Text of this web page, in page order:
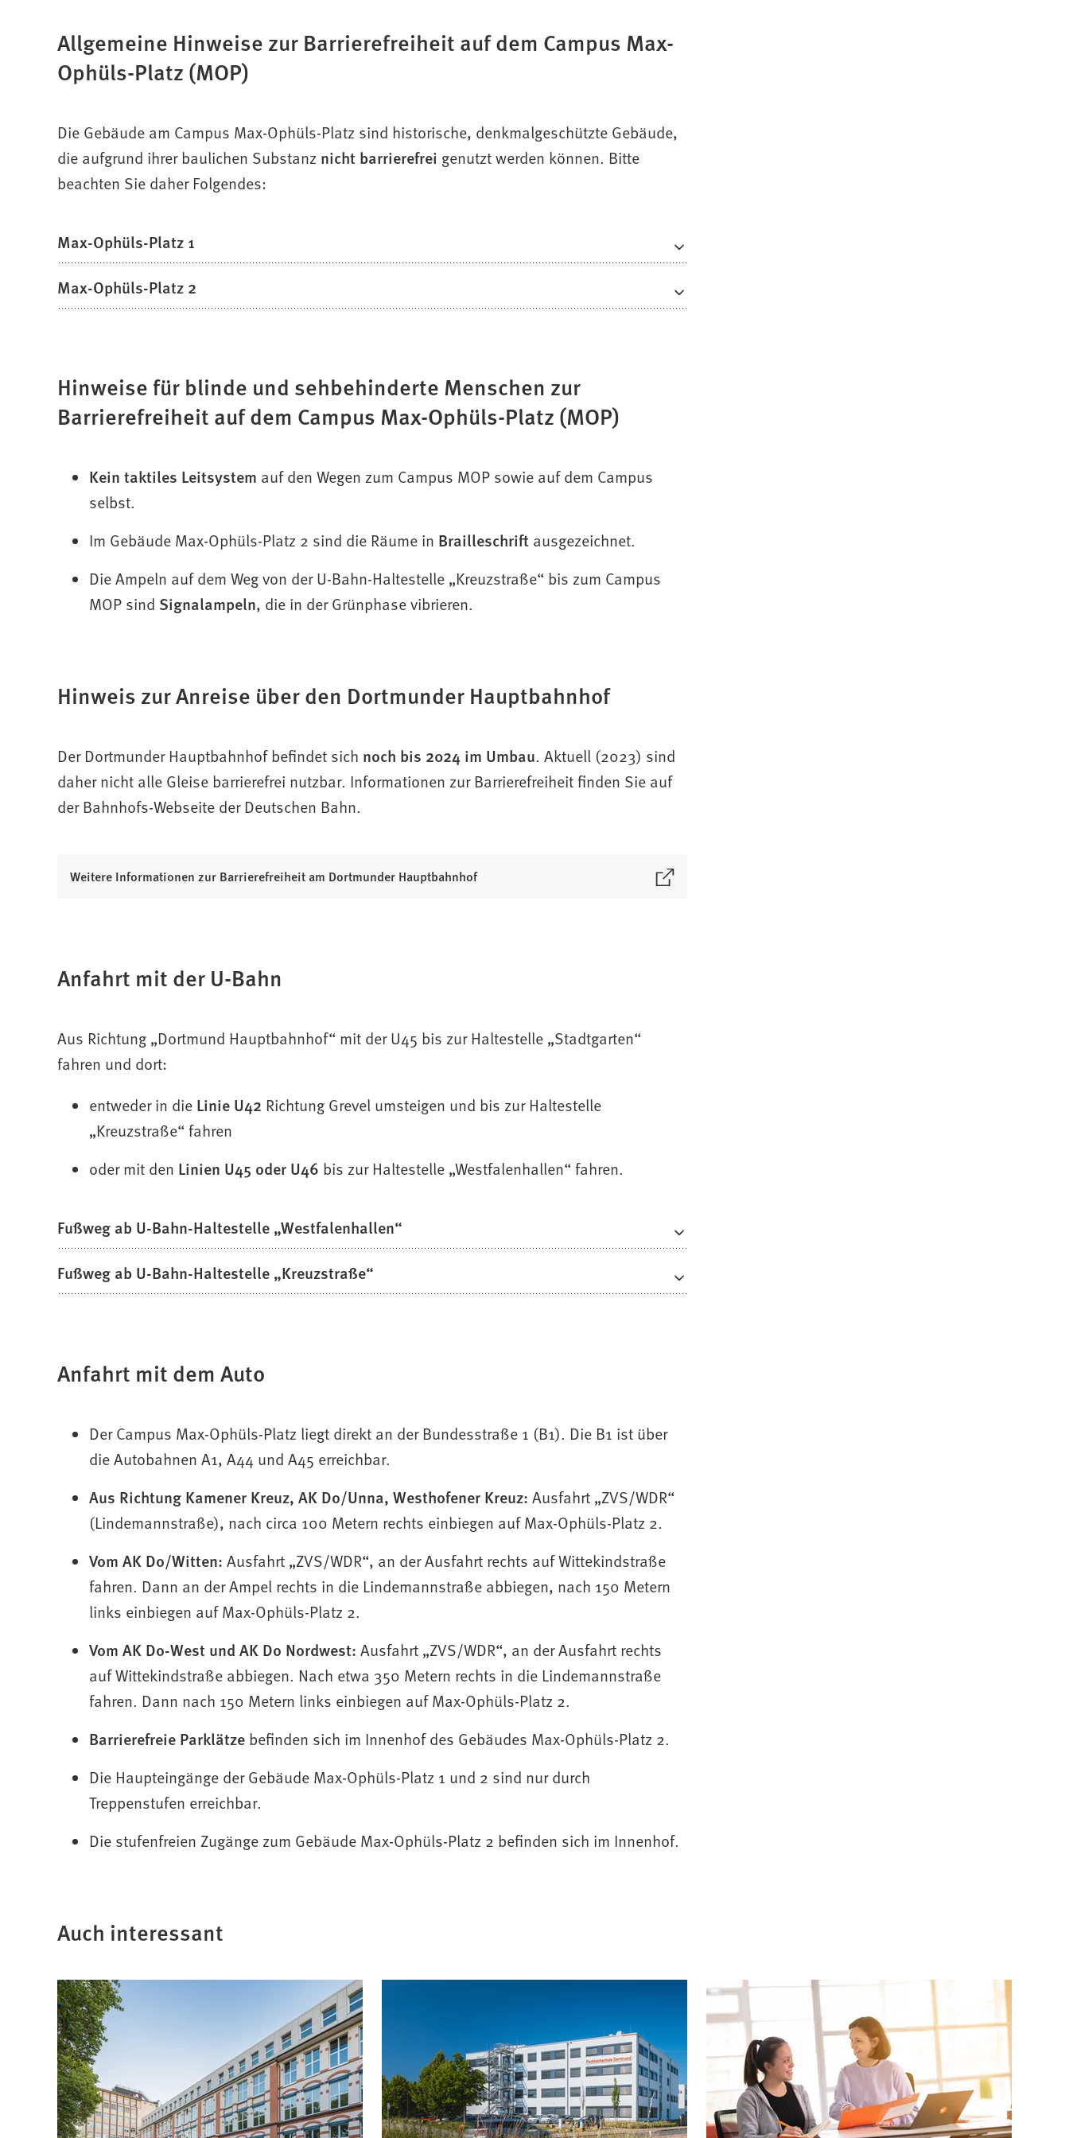
Allgemeine Hinweise zur Barrierefreiheit auf dem Campus Max-
Ophüls-Platz (MOP)
Die Gebäude am Campus Max-Ophüls-Platz sind historische, denkmalgeschützte Gebäude,
die aufgrund ihrer baulichen Substanz nicht barrierefrei genutzt werden können. Bitte
beachten Sie daher Folgendes:
Max-Ophüls-Platz 1
Max-Ophüls-Platz 2
Hinweise für blinde und sehbehinderte Menschen zur
Barrierefreiheit auf dem Campus Max-Ophüls-Platz (MOP)
Kein taktiles Leitsystem auf den Wegen zum Campus MOP sowie auf dem Campus
selbst.
Im Gebäude Max-Ophüls-Platz 2 sind die Räume in Brailleschrift ausgezeichnet.
Die Ampeln auf dem Weg von der U-Bahn-Haltestelle „Kreuzstraße“ bis zum Campus
MOP sind Signalampeln, die in der Grünphase vibrieren.
Hinweis zur Anreise über den Dortmunder Hauptbahnhof
Der Dortmunder Hauptbahnhof befindet sich noch bis 2024 im Umbau. Aktuell (2023) sind
daher nicht alle Gleise barrierefrei nutzbar. Informationen zur Barrierefreiheit finden Sie auf
der Bahnhofs-Webseite der Deutschen Bahn.
Weitere Informationen zur Barrierefreiheit am Dortmunder Hauptbahnhof
e
t
n
e
i
n
T
b
)
Anfahrt mit der U-Bahn
Aus Richtung „Dortmund Hauptbahnhof“ mit der U45 bis zur Haltestelle „Stadtgarten“
fahren und dort:
entweder in die Linie U42 Richtung Grevel umsteigen und bis zur Haltestelle
„Kreuzstraße“ fahren
oder mit den Linien U45 oder U46 bis zur Haltestelle „Westfalenhallen“ fahren.
Fußweg ab U-Bahn-Haltestelle „Westfalenhallen“
Fußweg ab U-Bahn-Haltestelle „Kreuzstraße“
Anfahrt mit dem Auto
Der Campus Max-Ophüls-Platz liegt direkt an der Bundesstraße 1 (B1). Die B1 ist über
die Autobahnen A1, A44 und A45 erreichbar.
Aus Richtung Kamener Kreuz, AK Do/Unna, Westhofener Kreuz: Ausfahrt „ZVS/WDR“
(Lindemannstraße), nach circa 100 Metern rechts einbiegen auf Max-Ophüls-Platz 2.
Vom AK Do/Witten: Ausfahrt „ZVS/WDR“, an der Ausfahrt rechts auf Wittekindstraße
fahren. Dann an der Ampel rechts in die Lindemannstraße abbiegen, nach 150 Metern
links einbiegen auf Max-Ophüls-Platz 2.
Vom AK Do-West und AK Do Nordwest: Ausfahrt „ZVS/WDR“, an der Ausfahrt rechts
auf Wittekindstraße abbiegen. Nach etwa 350 Metern rechts in die Lindemannstraße
fahren. Dann nach 150 Metern links einbiegen auf Max-Ophüls-Platz 2.
Barrierefreie Parklätze befinden sich im Innenhof des Gebäudes Max-Ophüls-Platz 2.
Die Haupteingänge der Gebäude Max-Ophüls-Platz 1 und 2 sind nur durch
Treppenstufen erreichbar.
Die stufenfreien Zugänge zum Gebäude Max-Ophüls-Platz 2 befinden sich im Innenhof.
Auch interessant